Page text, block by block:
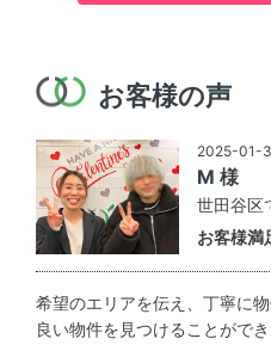
お客様の声
2025-01-
M 様
世田谷区
お客様満
希望のエリアを伝え、丁寧に
良い物件を見つけることがで